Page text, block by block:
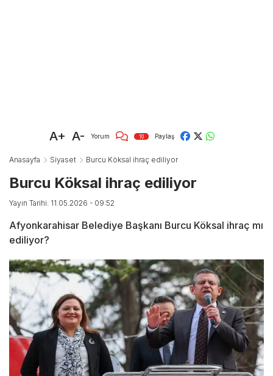
A+ A- Yorum 10 Paylaş
Anasayfa Siyaset Burcu Köksal ihraç ediliyor
Burcu Köksal ihraç ediliyor
Yayın Tarihi: 11.05.2026 - 09:52
Afyonkarahisar Belediye Başkanı Burcu Köksal ihraç mı
ediliyor?